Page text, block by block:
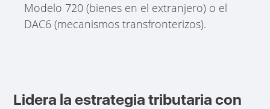
Modelo 720 (bienes en el extranjero) o el
DAC6 (mecanismos transfronterizos).
Lidera la estrategia tributaria con